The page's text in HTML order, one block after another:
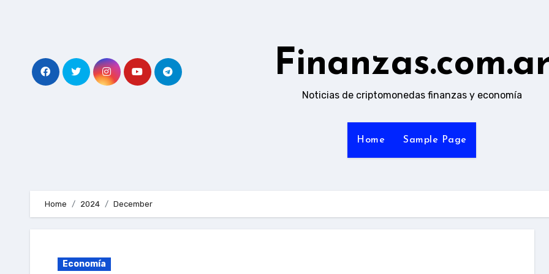
Noticias de criptomonedas finanzas y economía
Home Sample Page
Home 2024 December
Economía